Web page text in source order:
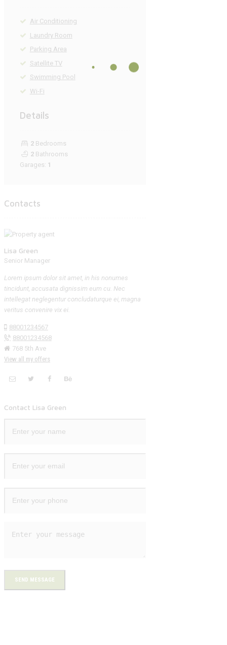
Air Conditioning
Laundry Room
Parking Area
Satellite TV
Swimming Pool
Wi-Fi
Details
2 Bedrooms
2 Bathrooms
Garages: 1
Contacts
Lisa Green
Senior Manager
Lorem ipsum dolor sit amet, in his nonumes
tincidunt, accusata dignissim eum cu. Nec
intellegat neglegentur concludaturque ei, magna
veritus convenire vix ei.
88001234567
88001234568
768 5th Ave
View all my offers
Contact Lisa Green
SEND MESSAGE